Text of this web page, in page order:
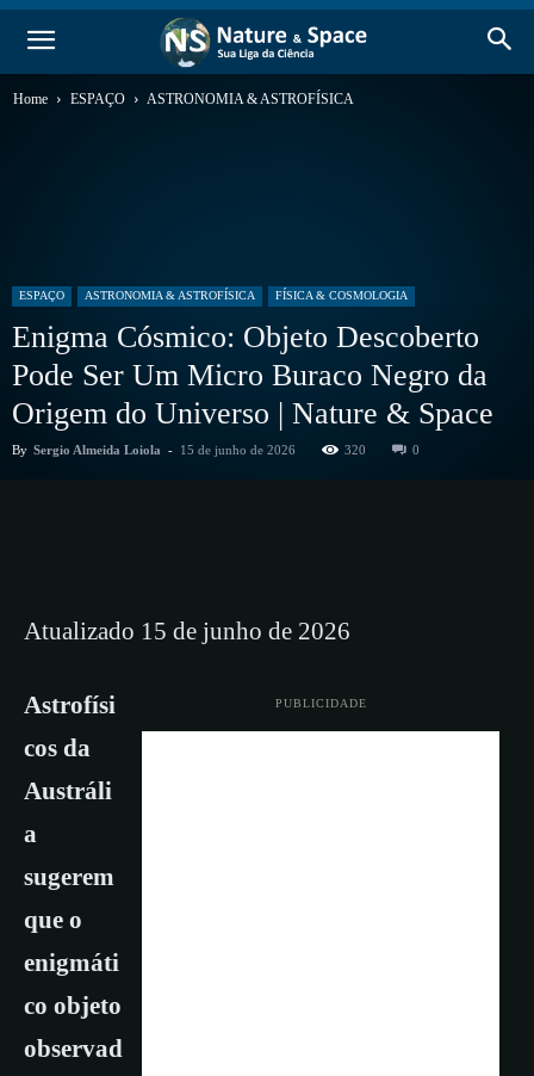
Home ESPAÇO ASTRONOMIA & ASTROFÍSICA
ESPAÇO ASTRONOMIA & ASTROFÍSICA FÍSICA & COSMOLOGIA
Enigma Cósmico: Objeto Descoberto
Pode Ser Um Micro Buraco Negro da
Origem do Universo | Nature & Space
By Sergio Almeida Loiola - 15 de junho de 2026 320 0
Atualizado 15 de junho de 2026
PUBLICIDADE
Astrofísi
cos da
Austráli
a
sugerem
que o
enigmáti
co objeto
observad